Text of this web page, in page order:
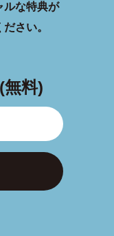
ルな特典が
さい。
料)